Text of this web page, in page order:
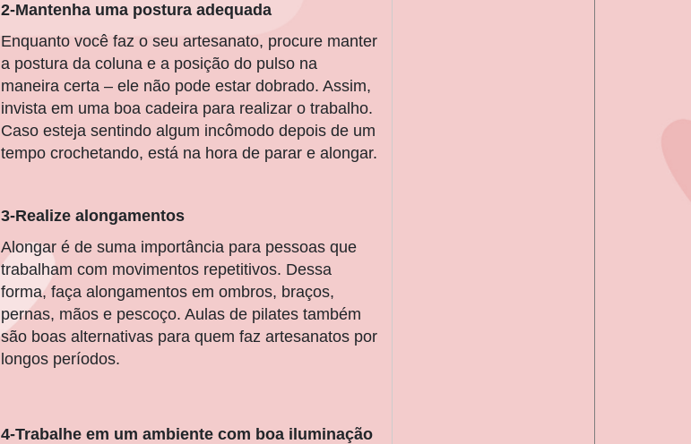
2-Mantenha uma postura adequada
Enquanto você faz o seu artesanato, procure manter
a postura da coluna e a posição do pulso na
maneira certa – ele não pode estar dobrado. Assim,
invista em uma boa cadeira para realizar o trabalho.
Caso esteja sentindo algum incômodo depois de um
tempo crochetando, está na hora de parar e alongar.
3-Realize alongamentos
Alongar é de suma importância para pessoas que
trabalham com movimentos repetitivos. Dessa
forma, faça alongamentos em ombros, braços,
pernas, mãos e pescoço. Aulas de pilates também
são boas alternativas para quem faz artesanatos por
longos períodos.
4-Trabalhe em um ambiente com boa iluminação